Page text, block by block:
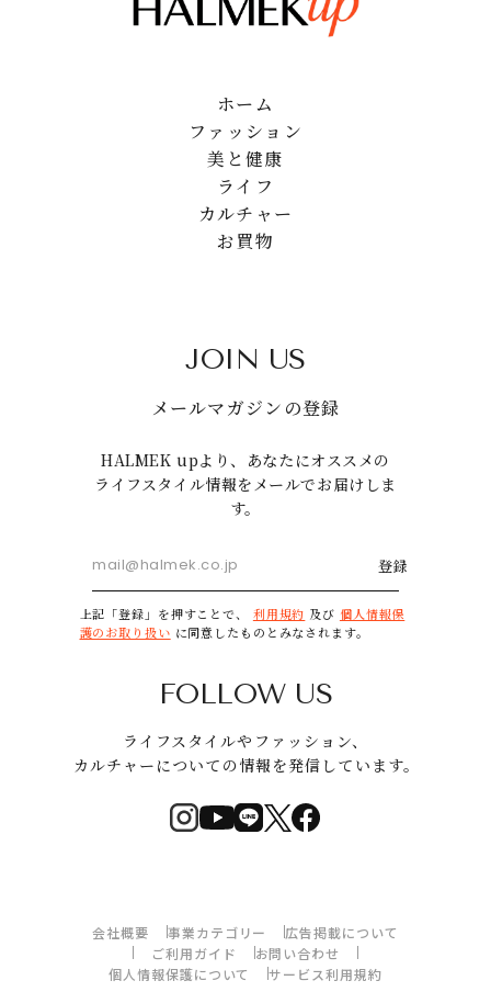
ホーム
ファッション
美と健康
ライフ
カルチャー
お買物
JOIN US
メールマガジンの登録
HALMEK upより、あなたにオススメの
ライフスタイル情報をメールでお届けしま
す。
登録
上記「登録」を押すことで、 利用規約 及び 個人情報保
護のお取り扱い に同意したものとみなされます。
FOLLOW US
ライフスタイルやファッション、
カルチャーについての情報を発信しています。
会社概要 事業カテゴリー
広告掲載について
ご利用ガイド
お問い合わせ
個人情報保護について
サービス利用規約